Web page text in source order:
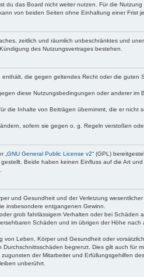
du das Board nicht weiter nutzen. Für die
von beiden Seiten ohne Einhaltung einer Frist
zeitlich und räumlich unbeschränktes und
des Nutzungsvertrages bestehen.
die gegen geltendes Recht oder die
diese Nutzungsbedingungen oder anderer
die Inhalte von Beiträgen übernimmt, die er
sofern sie gegen o. g. Regeln verstoßen
„ GNU General Public License v2“ (GPL)
Beide haben keinen Einfluss auf die Art
und Gesundheit und der Verletzung
insbesondere entgangenen Gewinn.
grob fahrlässigem Verhalten oder bei
Schäden und im übrigen der Höhe
Leben, Körper und Gesundheit oder
begrenzt. Dies gilt auch für
der Mitarbeiter und Erfüllungsgehilfen
unberührt.